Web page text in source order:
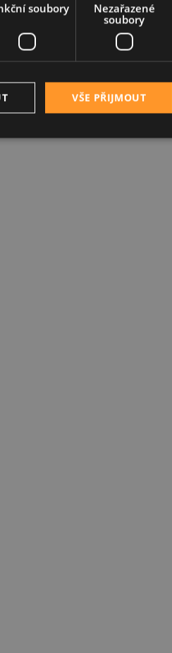
soubory
Nezařazené
soubory
VŠE PŘIJMOUT